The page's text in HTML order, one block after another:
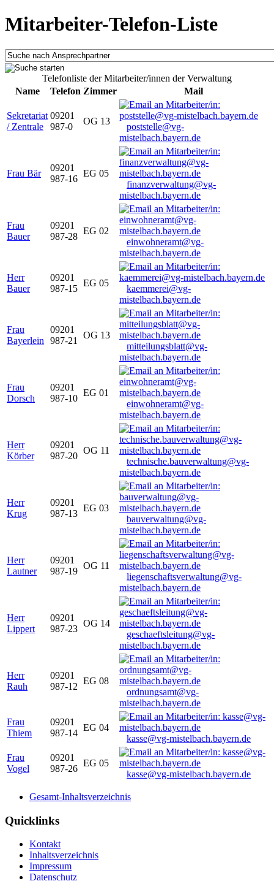
Mitarbeiter-Telefon-Liste
Telefonliste der Mitarbeiter/innen der Verwaltung
Name
Telefon Zimmer Mail
Sekretariat
/ Zentrale
09201
987-0
OG 13
poststelle@vg-
mistelbach.bayern.de
Frau Bär
09201
987-16
EG 05
finanzverwaltung@vg-
mistelbach.bayern.de
Frau
Bauer
09201
987-28
EG 02
einwohneramt@vg-
mistelbach.bayern.de
Herr
Bauer
09201
987-15
EG 05
kaemmerei@vg-
mistelbach.bayern.de
Frau
Bayerlein
09201
987-21
OG 13
mitteilungsblatt@vg-
mistelbach.bayern.de
Frau
Dorsch
09201
987-10
EG 01
einwohneramt@vg-
mistelbach.bayern.de
Herr
Körber
09201
987-20
OG 11
technische.bauverwaltung@vg-
mistelbach.bayern.de
Herr
Krug
09201
987-13
EG 03
bauverwaltung@vg-
mistelbach.bayern.de
Herr
Lautner
09201
987-19
OG 11
liegenschaftsverwaltung@vg-
mistelbach.bayern.de
Herr
Lippert
09201
987-23
OG 14
geschaeftsleitung@vg-
mistelbach.bayern.de
Herr
Rauh
09201
987-12
EG 08
ordnungsamt@vg-
mistelbach.bayern.de
Frau
Thiem
09201
987-14
EG 04
kasse@vg-mistelbach.bayern.de
Frau
Vogel
09201
987-26
EG 05
kasse@vg-mistelbach.bayern.de
Gesamt-Inhaltsverzeichnis
Quicklinks
Kontakt
Inhaltsverzeichnis
Impressum
Datenschutz